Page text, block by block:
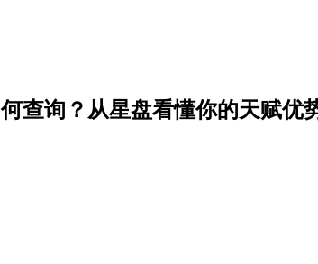
查询？从星盘看懂你的天赋优